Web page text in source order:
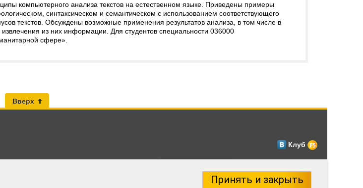
компьютерного анализа текстов на естественном языке. Приведены примеры
синтаксическом и семантическом с использованием соответствующего
текстов. Обсуждены возможные применения результатов анализа, в том числе в
извлечения из них информации. Для студентов специальности 036000
сфере».
Вверх
Клуб
Принять и закрыть